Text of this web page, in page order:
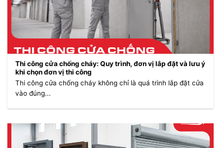
Thi công cửa chống cháy: Quy trình, đơn vị lắp đặt và lưu ý
khi chọn đơn vị thi công
Thi công cửa chống cháy không chỉ là quá trình lắp đặt cửa
vào đúng...